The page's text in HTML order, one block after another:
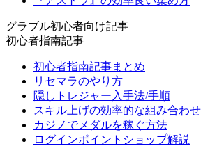
グラブル初心者向け記事
初心者指南記事
初心者指南記事まとめ
リセマラのやり方
隠しトレジャー入手法/手順
スキル上げの効率的な組み合わせ
カジノでメダルを稼ぐ方法
ログインポイントショップ解説